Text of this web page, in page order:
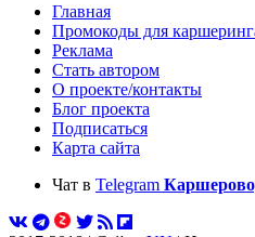
Главная
Промокоды для
Реклама
Стать автором
О проекте/контакты
Блог проекта
Подписаться
Карта сайта
Чат в Telegram